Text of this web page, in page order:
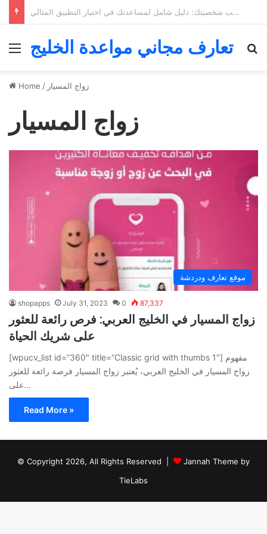
كيف تختار تطبيق التعارف المناسب حسب شخصيتك: دليل شامل لمساعدتك في اختيار التطبيق المثالي
Menu
تعارف مجاني مواعدة الخليج
Home / زواج المسيار
زواج المسيار
موقع تعارف ودردشة
shopapps July 31, 2023 0 87,337
زواج المسيار في الخليج العربي: فرص رائعة للعثور
على شريك الحياة
[wpucv_list id=”360″ title=”Classic grid with thumbs 1″] مفهوم
زواج المسيار في الخليج العربي، يُعتبر زواج المسيار فرصة رائعة للعثور
على…
Read More »
© Copyright 2026, All Rights Reserved |
Jannah Theme by
TieLabs